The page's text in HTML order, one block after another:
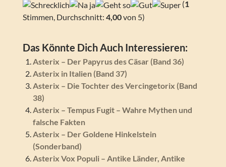
(1
Stimmen, Durchschnitt: 4,00von 5)
Das Könnte Dich Auch Interessieren:
Asterix – Der Papyrus des Cäsar (Band 36)
Asterix in Italien (Band 37)
Asterix – Die Tochter des Vercingetorix (Band
38)
Asterix – Tempus Fugit – Wahre Mythen und
falsche Fakten
Asterix – Der Goldene Hinkelstein
(Sonderband)
Asterix Vox Populi – Antike Länder, Antike